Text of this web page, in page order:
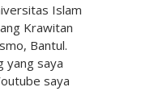
Islam
Krawitan
Bantul.
yang saya
saya